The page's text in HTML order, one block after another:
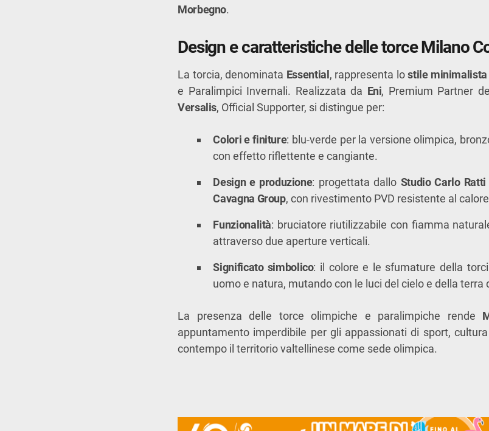
Morbegno.
Design e caratteristiche delle torce Milano
La torcia, denominata Essential , rappresenta lostile minimalista
e Paralimpici Invernali. Realizzata da Eni, Premium Partner
Versalis, Official Supporter, si distingue per:
Colori e finiture: blu-verde per la versione olimpica,
con effetto riflettente e cangiante.
Design e produzione: progettata dallo Studio Carlo
Cavagna Group, con rivestimento PVD resistente al
Funzionalità: bruciatore riutilizzabile con fiamma
attraverso due aperture verticali.
Significato simbolico: il colore e le sfumature della
uomo e natura, mutando con le luci del cielo e della terra
La presenza delle torce olimpiche e paralimpiche rende
appuntamento imperdibile per gli appassionati di sport,
contempo il territorio valtellinese come sede olimpica.